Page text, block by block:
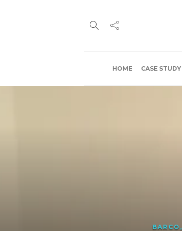
HOME CASE STUDY
BARCO ,